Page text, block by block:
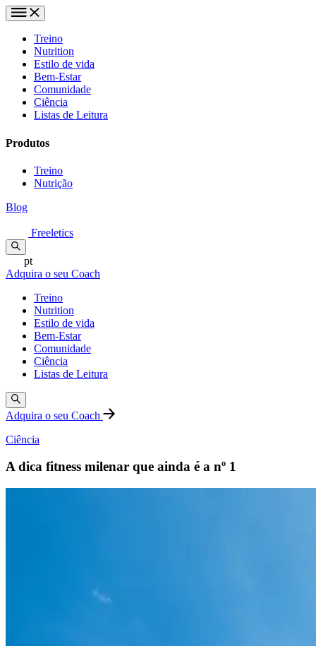
Treino
Nutrition
Estilo de vida
Bem-Estar
Comunidade
Ciência
Listas de Leitura
Produtos
Treino
Nutrição
Blog
Freeletics
pt
Adquira o seu Coach
Treino
Nutrition
Estilo de vida
Bem-Estar
Comunidade
Ciência
Listas de Leitura
Adquira o seu Coach
Ciência
A dica fitness milenar que ainda é a nº 1